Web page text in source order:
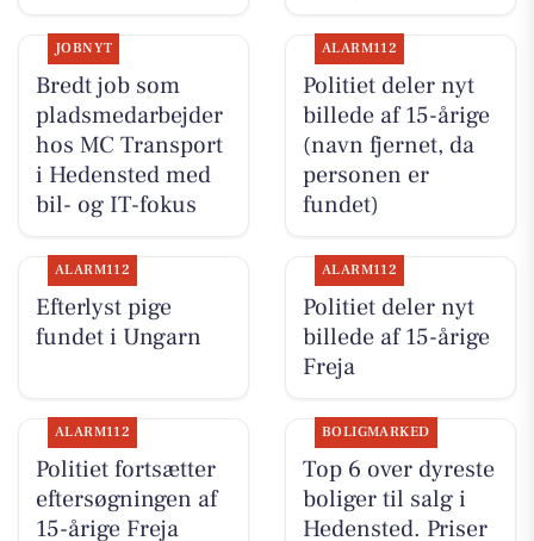
JOBNYT
Bredt job som
pladsmedarbejder
hos MC Transport
i Hedensted med
bil- og IT-fokus
ALARM112
Politiet deler nyt
billede af 15-årige
(navn fjernet, da
personen er
fundet)
ALARM112
Efterlyst pige
fundet i Ungarn
ALARM112
Politiet deler nyt
billede af 15-årige
Freja
ALARM112
Politiet fortsætter
eftersøgningen af
15-årige Freja
BOLIGMARKED
Top 6 over dyreste
boliger til salg i
Hedensted. Priser